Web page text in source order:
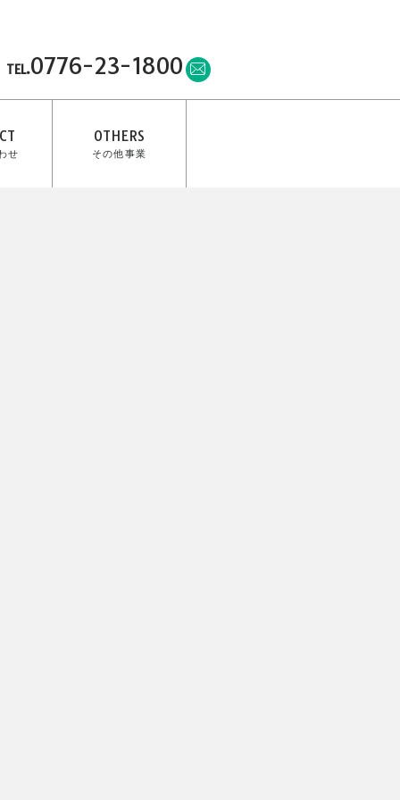
TEL.0776-23-1800
せ
OTHERS
その他事業